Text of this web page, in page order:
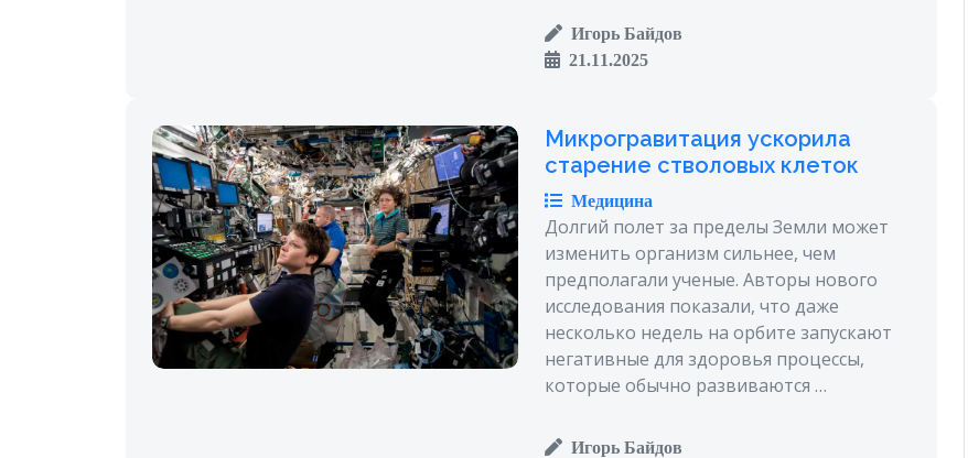
Игорь Байдов
21.11.2025
Микрогравитация ускорила
старение стволовых клеток
Медицина
Долгий полет за пределы Земли может
изменить организм сильнее, чем
предполагали ученые. Авторы нового
исследования показали, что даже
несколько недель на орбите запускают
негативные для здоровья процессы,
которые обычно развиваются …
Игорь Байдов